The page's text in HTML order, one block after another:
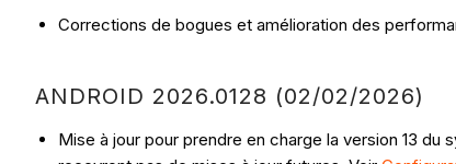
Corrections de bogues et amélioration des
ANDROID 2026.0128 (02/02/2026)
Mise à jour pour prendre en charge la version 13 du